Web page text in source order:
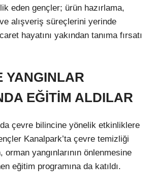
eden gençler; ürün hazırlama,
alışveriş süreçlerini yerinde
hayatını yakından tanıma fırsatı
YANGINLAR
EĞİTİM ALDILAR
çevre bilincine yönelik etkinliklere
Kanalpark’ta çevre temizliği
yangınlarının önlenmesine
eğitim programına da katıldı.